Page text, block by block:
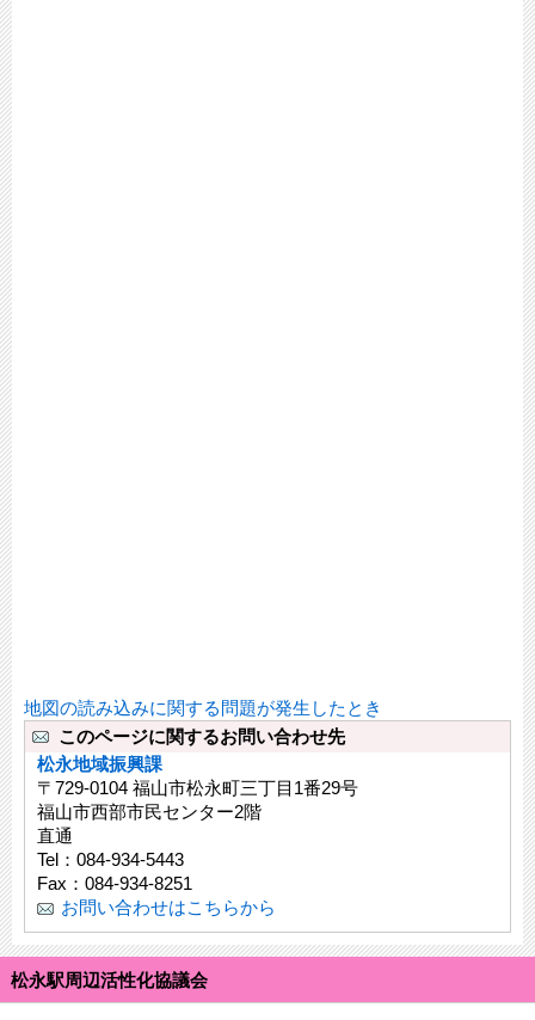
松永駅周辺活性化協議会
地図の読み込みに関する問題が発生したとき
このページに関するお問い合わせ先
松永地域振興課
〒729-0104 福山市松永町三丁目1番29号
福山市西部市民センター2階
直通
Tel：084-934-5443
Fax：084-934-8251
お問い合わせはこちらから